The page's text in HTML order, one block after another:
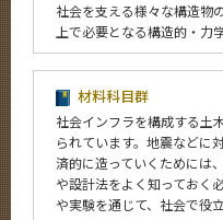
社会を支える様々な構造物
上で必要となる構造的・力
材料科目群
社会インフラを構成する土
られています。地震などに
済的に造っていくためには
や設計法をよく知っておく
や実験を通じて、社会で役